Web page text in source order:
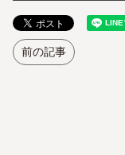
前の記事